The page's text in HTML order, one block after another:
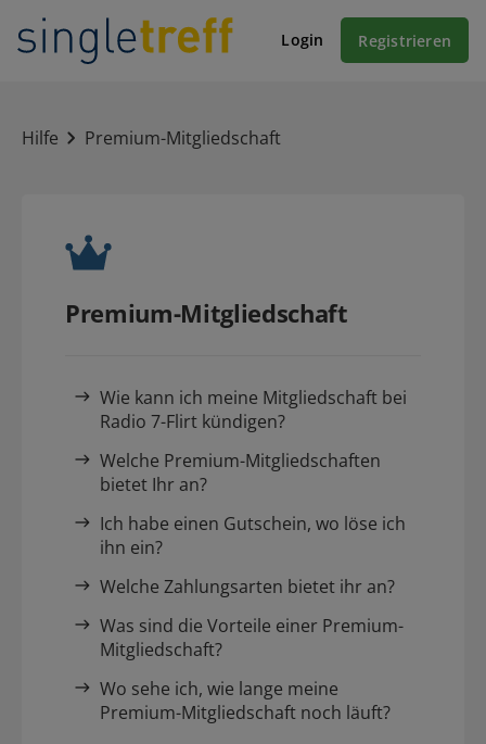
Login Registrieren
Hilfe Premium-Mitgliedschaft
Premium-Mitgliedschaft
Wie kann ich meine Mitgliedschaft bei
Radio 7-Flirt kündigen?
Welche Premium-Mitgliedschaften
bietet Ihr an?
Ich habe einen Gutschein, wo löse ich
ihn ein?
Welche Zahlungsarten bietet ihr an?
Was sind die Vorteile einer Premium-
Mitgliedschaft?
Wo sehe ich, wie lange meine
Premium-Mitgliedschaft noch läuft?